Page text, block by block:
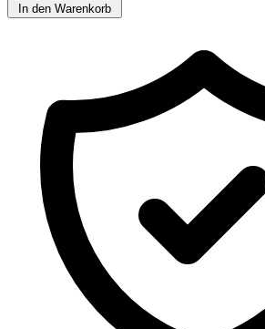
In den Warenkorb